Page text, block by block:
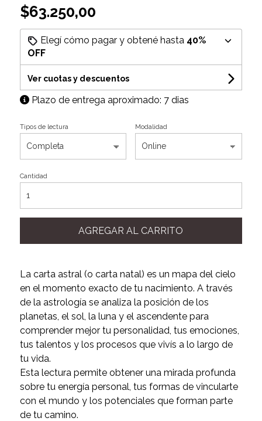
$63.250,00
Elegí cómo pagar y obtené hasta 40%
OFF
Ver cuotas y descuentos
Plazo de entrega aproximado: 7 dias
Tipos de lectura Modalidad
Cantidad
AGREGAR AL CARRITO
La carta astral (o carta natal) es un mapa del cielo
en el momento exacto de tu nacimiento. A través
de la astrología se analiza la posición de los
planetas, el sol, la luna y el ascendente para
comprender mejor tu personalidad, tus emociones,
tus talentos y los procesos que vivís a lo largo de
tu vida.
Esta lectura permite obtener una mirada profunda
sobre tu energía personal, tus formas de vincularte
con el mundo y los potenciales que forman parte
de tu camino.